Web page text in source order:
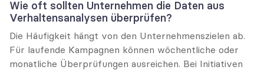
Wie oft sollten Unternehmen die Daten aus
Verhaltensanalysen überprüfen?
Die Häufigkeit hängt von den Unternehmenszielen ab.
Für laufende Kampagnen können wöchentliche oder
monatliche Überprüfungen ausreichen. Bei Initiativen